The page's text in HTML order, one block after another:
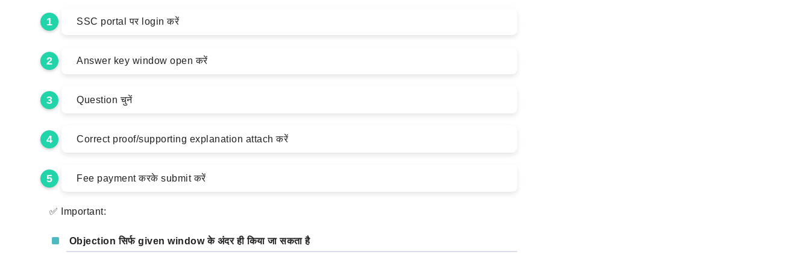
SSC portal पर login करें
Answer key window open करें
Question चुनें
Correct proof/supporting explanation attach करें
Fee payment करके submit करें
✅ Important:
Objection सिर्फ given window के अंदर ही किया जा सकता है